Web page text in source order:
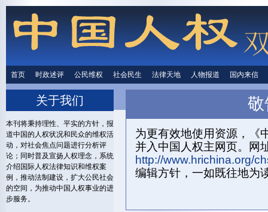
首页 时政述评 公民维权 社会民生 法律天地 人物报道 国内来信
敬
为更有效地使用资源，《
并入中国人权主网页。网
http://www.hrichina.org/
编辑方针，一如既往地为
关于我们
本刊将秉持理性、平实的方针，报
道中国的人权状况和民众的维权活
动，对社会焦点问题进行分析评
论；同时普及宣扬人权理念，系统
介绍国际人权法律知识和维权案
例，推动法制建设，扩大公民社会
的空间，为推动中国人权事业的进
步服务。
时政述评 公民维权 社会民生 法律天地 人物报道 国内来
首页 关